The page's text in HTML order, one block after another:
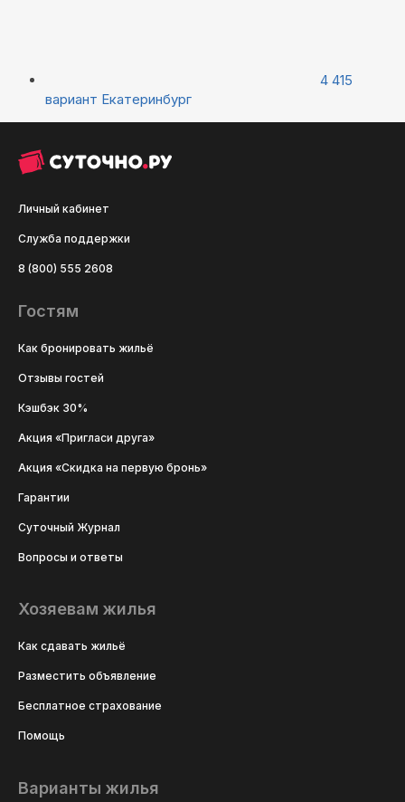
4 415
вариант Екатеринбург
Личный кабинет
Служба поддержки
8 (800) 555 2608
Гостям
Как бронировать жильё
Отзывы гостей
Кэшбэк 30%
Акция «Пригласи друга»
Акция «Скидка на первую бронь»
Гарантии
Суточный Журнал
Вопросы и ответы
Хозяевам жилья
Как сдавать жильё
Разместить объявление
Бесплатное страхование
Помощь
Варианты жилья